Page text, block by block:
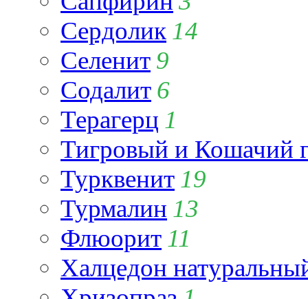
Сердолик 14
Селенит 9
Содалит 6
Терагерц 1
Тигровый и Кошачий
Турквенит 19
Турмалин 13
Флюорит 11
Халцедон